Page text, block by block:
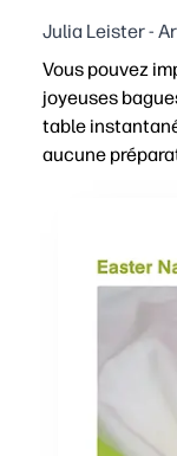
Julia Leister -
Vous pouvez
joyeuses
table
aucune
Les
Flexible
Confus